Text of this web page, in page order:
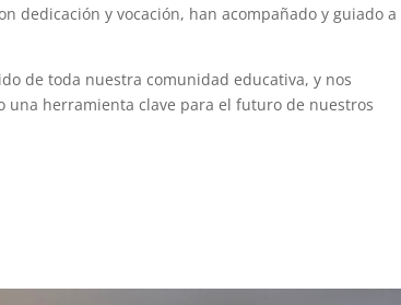
dedicación y vocación, han acompañado y guiado a
de toda nuestra comunidad educativa, y nos
herramienta clave para el futuro de nuestros